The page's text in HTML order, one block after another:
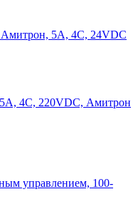
5А, 4С, 24VDC
4С, 220VDC, Амитрон
управлением, 100-